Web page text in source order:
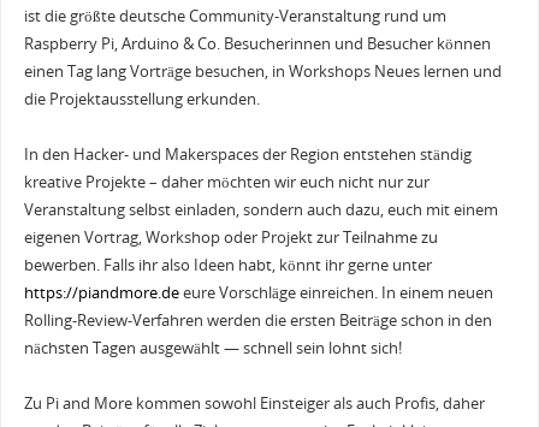
ist die größte deutsche Community-Veranstaltung rund um
Raspberry Pi, Arduino & Co. Besucherinnen und Besucher können
einen Tag lang Vorträge besuchen, in Workshops Neues lernen und
die Projektausstellung erkunden.
In den Hacker- und Makerspaces der Region entstehen ständig
kreative Projekte – daher möchten wir euch nicht nur zur
Veranstaltung selbst einladen, sondern auch dazu, euch mit einem
eigenen Vortrag, Workshop oder Projekt zur Teilnahme zu
bewerben. Falls ihr also Ideen habt, könnt ihr gerne unter
https://piandmore.deeure Vorschläge einreichen. In einem neuen
Rolling-Review-Verfahren werden die ersten Beiträge schon in den
nächsten Tagen ausgewählt — schnell sein lohnt sich!
Zu Pi and More kommen sowohl Einsteiger als auch Profis, daher